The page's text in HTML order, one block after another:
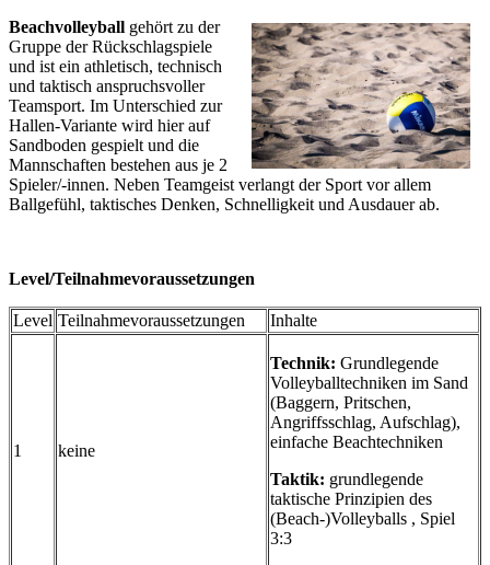
Beachvolleyball gehört zu der
Gruppe der Rückschlagspiele
und ist ein athletisch, technisch
und taktisch anspruchsvoller
Teamsport. Im Unterschied zur
Hallen-Variante wird hier auf
Sandboden gespielt und die
Mannschaften bestehen aus je 2
Spieler/-innen. Neben Teamgeist verlangt der Sport vor allem
Ballgefühl, taktisches Denken, Schnelligkeit und Ausdauer ab.
Level/Teilnahmevoraussetzungen
Level Teilnahmevoraussetzungen Inhalte
1 keine
Technik: Grundlegende
Volleyballtechniken im Sand
(Baggern, Pritschen,
Angriffsschlag, Aufschlag),
einfache Beachtechniken
Taktik: grundlegende
taktische Prinzipien des
(Beach-)Volleyballs , Spiel
3:3